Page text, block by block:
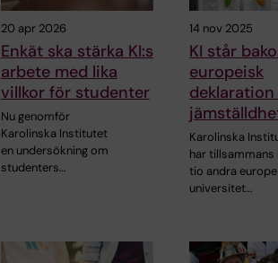
20 apr 2026
Enkät ska stärka KI:s
arbete med lika
villkor för studenter
Nu genomför
Karolinska Institutet
en undersökning om
studenters…
14 nov 2025
KI står
europeisk
Karolinska
har tillsammans
tio andra
universitet…